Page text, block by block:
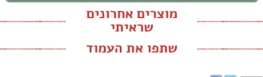
מוצרים אחרונים
שראיתי
שתפו את העמוד